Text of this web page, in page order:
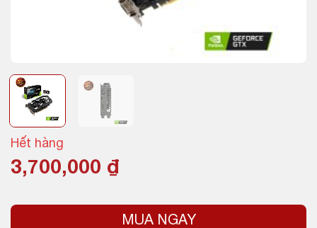
Hết hàng
3,700,000 ₫
MUA NGAY